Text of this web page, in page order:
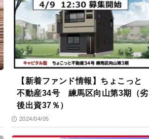
【新着ファンド情報】ちょこっと
不動産34号 練馬区向山第3期（劣
後出資37％）
2024/04/05